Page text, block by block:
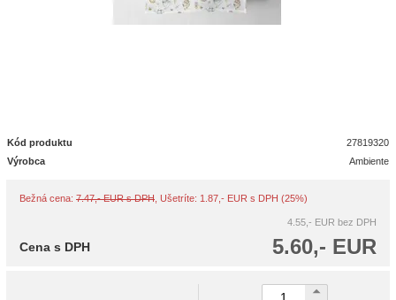
Kód produktu
27819320
Výrobca
Ambiente
Bežná cena: 7.47,- EUR s DPH , Ušetríte: 1.87,- EUR s DPH (25%)
4.55,- EUR bez DPH
5.60,- EUR
Cena s DPH